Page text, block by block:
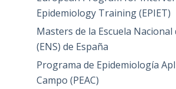
Epidemiology Training (EPIET)
Masters de la Escuela Nacional
(ENS) de España
Programa de Epidemiología
Campo (PEAC)